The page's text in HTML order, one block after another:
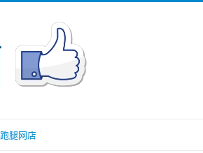
跑腿网店